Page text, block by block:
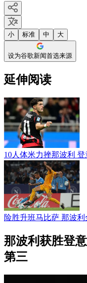
小 标准 中 大
设为谷歌新闻首选来源
延伸阅读
10人体米力挫那波利
险胜升班马比萨 那波利
那波利获胜登
第三